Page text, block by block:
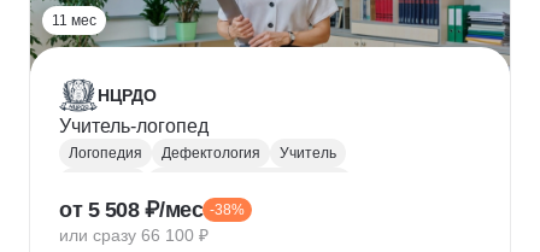
11 мес
НЦРДО
Учитель-логопед
Логопедия Дефектология
Учитель
Детская психология
Общая педагогика
Общая психология
от 5 508 ₽/мес -38%
или сразу 66 100 ₽